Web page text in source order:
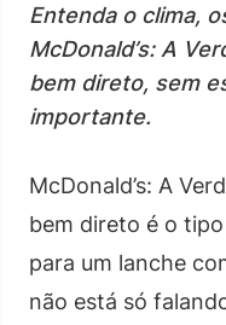
Entenda o clima,
McDonald’s: A
bem direto, sem
importante.
McDonald’s: A
bem direto é o
para um lanche
não está só